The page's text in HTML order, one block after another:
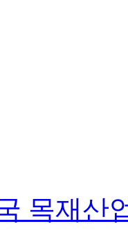
목재산